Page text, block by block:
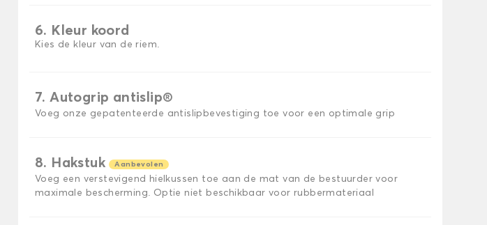
6. Kleur koord
Kies de kleur van de riem.
7. Autogrip antislip®
Voeg onze gepatenteerde antislipbevestiging toe voor een optimale grip
8. Hakstuk Aanbevolen
Voeg een verstevigend hielkussen toe aan de mat van de bestuurder voor
maximale bescherming. Optie niet beschikbaar voor rubbermateriaal